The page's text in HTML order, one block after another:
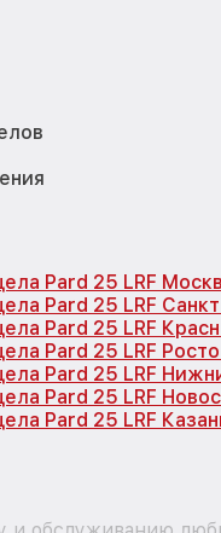
Pard 25 LRF
Pard 25 LRF
Pard 25 LRF
Pard 25 LRF
Pard 25 LRF
Pard 25 LRF
Pard 25 LRF